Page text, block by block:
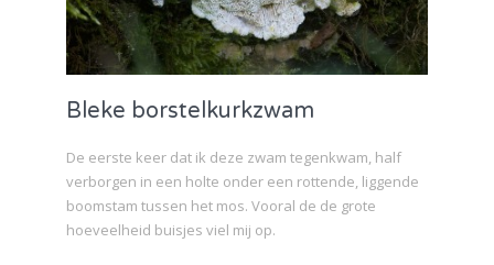
Bleke borstelkurkzwam
De eerste keer dat ik deze zwam tegenkwam, half
verborgen in een holte onder een rottende, liggende
boomstam tussen het mos. Vooral de de grote
hoeveelheid buisjes viel mij op.